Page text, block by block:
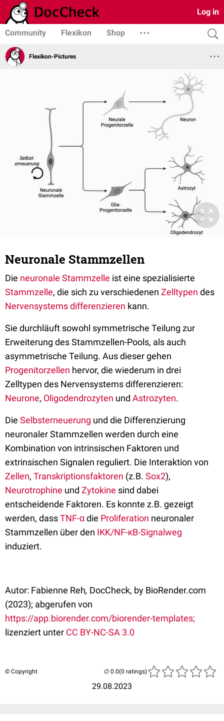
Log in
Community Flexikon Shop
Flexikon-Pictures
Neuronale Stammzellen
Die neuronale Stammzelle ist eine spezialisierte
Stammzelle, die sich zu verschiedenen Zelltypen des
Nervensystemsdifferenzieren kann.
Sie durchläuft sowohl symmetrische Teilung zur
Erweiterung des Stammzellen-Pools, als auch
asymmetrische Teilung. Aus dieser gehen
Progenitorzellen hervor, die wiederum in drei
Zelltypen des Nervensystems differenzieren:
Neurone, Oligodendrozyten und Astrozyten.
Die Selbsterneuerung und die Differenzierung
neuronaler Stammzellen werden durch eine
Kombination von intrinsischen Faktoren und
extrinsischen Signalen reguliert. Die Interaktion von
Zellen, Transkriptionsfaktoren (z.B. Sox2),
Neurotrophine und Zytokine sind dabei
entscheidende Faktoren. Es konnte z.B. gezeigt
werden, dassTNF-αdie Proliferation neuronaler
Stammzellen über den IKK/NF-κB-Signalweg
induziert.
Autor: Fabienne Reh, DocCheck, by BioRender.com
(2023); abgerufen von
https://app.biorender.com/biorender-templates;
lizenziert unter CC BY-NC-SA 3.0
© Copyright
29.08.2023
(0 ratings)